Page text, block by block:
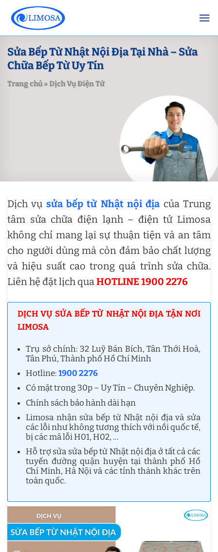
content
Sửa Bếp Từ Nhật Nội Địa Tại Nhà – Sửa
Chữa Bếp Từ Uy Tín
Trang chủ»Dịch Vụ Điện Tử
Dịch vụ sửa bếp từ Nhật nội địa của Trung
tâm sửa chữa điện lạnh – điện tử Limosa
không chỉ mang lại sự thuận tiện và an tâm
cho người dùng mà còn đảm bảo chất lượng
và hiệu suất cao trong quá trình sửa chữa.
Liên hệ đặt lịch quaHOTLINE 1900 2276
DỊCH VỤ SỬA BẾP TỪ NHẬT NỘI ĐỊA TẬN NƠI
LIMOSA
Trụ sở chính: 32 Luỹ Bán Bích, Tân Thới Hoà,
Tân Phú, Thành phố Hồ Chí Minh
Hotline:1900 2276
Có mặt trong 30p – Uy Tín – Chuyên Nghiệp.
Chính sách bảo hành dài hạn
Limosa nhận sửa bếp từ Nhật nội địa và sửa
các lỗi như không tương thích với nồi quốc tế,
bị các mã lỗi H01, H02, …
Hỗ trợ sửa sửa bếp từ Nhật nội địa ở tất cả các
tuyến đường quận huyện tại thành phố Hồ
Chí Minh, Hà Nội và các tỉnh thành khác trên
toàn quốc.